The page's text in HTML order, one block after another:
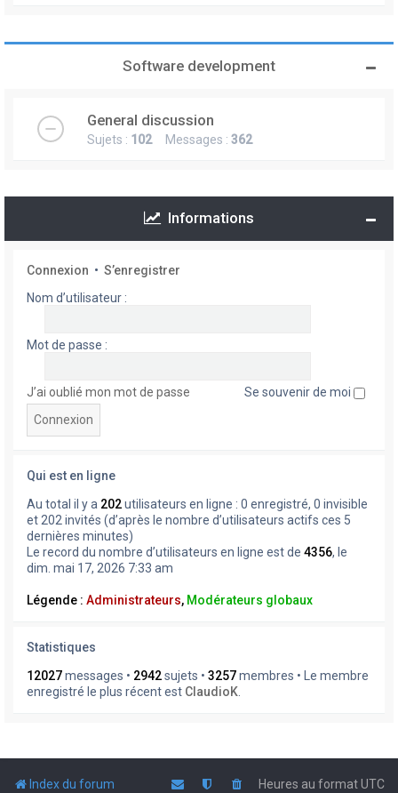
Software development
General discussion
Sujets : 102Messages : 362
Informations
Connexion • S’enregistrer
Nom d’utilisateur :
Mot de passe :
J’ai oublié mon mot de passe Se souvenir de moi
Qui est en ligne
Au total il y a 202utilisateurs en ligne : 0 enregistré, 0 invisible
et 202 invités (d’après le nombre d’utilisateurs actifs ces 5
dernières minutes)
Le record du nombre d’utilisateurs en ligne est de 4356, le
dim. mai 17, 2026 7:33 am
Légende : Administrateurs, Modérateurs globaux
Statistiques
12027messages • 2942sujets • 3257membres • Le membre
enregistré le plus récent est ClaudioK
Index du forum Heures au formatUTC